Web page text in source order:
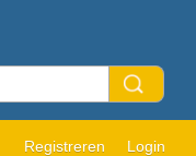
Registreren Login